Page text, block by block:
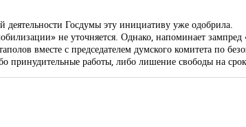
деятельности Госдумы эту инициативу уже одобрила.
не уточняется. Однако, напоминает
вместе с председателем думского комитета по
принудительные работы, либо лишение свободы на